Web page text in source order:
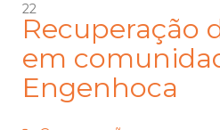
22
Recuperação
em
Engenhoca